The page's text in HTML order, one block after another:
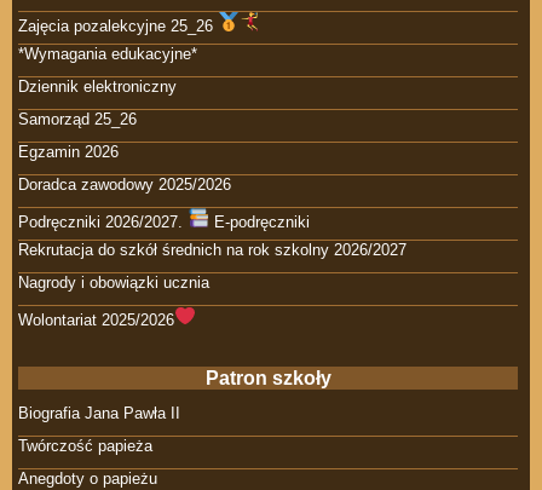
Zajęcia pozalekcyjne 25_26
*Wymagania edukacyjne*
Dziennik elektroniczny
Samorząd 25_26
Egzamin 2026
Doradca zawodowy 2025/2026
Podręczniki 2026/2027.
E-podręczniki
Rekrutacja do szkół średnich na rok szkolny 2026/2027
Nagrody i obowiązki ucznia
Wolontariat 2025/2026
Patron szkoły
Biografia Jana Pawła II
Twórczość papieża
Anegdoty o papieżu